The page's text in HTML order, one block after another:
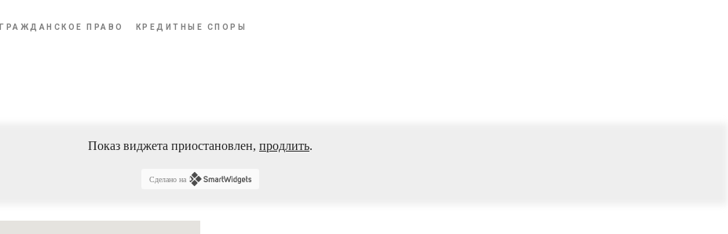
ГРАЖДАНСКОЕ ПРАВО КРЕДИТНЫЕ СПОРЫ
Показ виджета приостановлен, продлить.
Сделано на